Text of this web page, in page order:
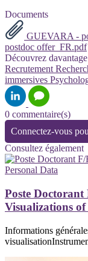
Documents
GUEVARA -
postdoc offer_FR.pdf
Découvrez
Recrutement
immersives
0 commentaire(s)
Connectez-vous
Consultez également
Poste
Visualizations
Informations